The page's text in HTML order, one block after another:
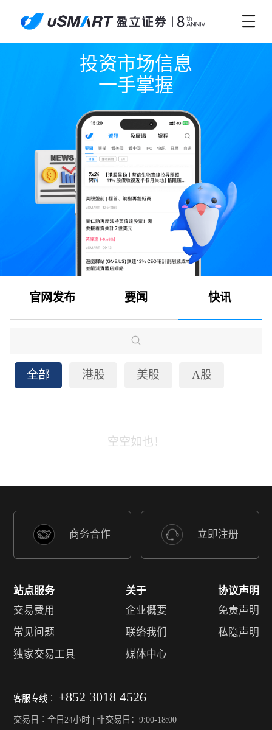
投资市场信息
一手掌握
官网发布 要闻 快讯
全部 港股 美股 A股
空空如也！
商务合作 立即注册
站点服务
交易费用
常见问题
独家交易工具
关于
企业概要
联络我们
媒体中心
协议声明
免责声明
私隐声明
客服专线︰ +852 3018 4526
交易日︰全日24小时 | 非交易日：9:00-18:00